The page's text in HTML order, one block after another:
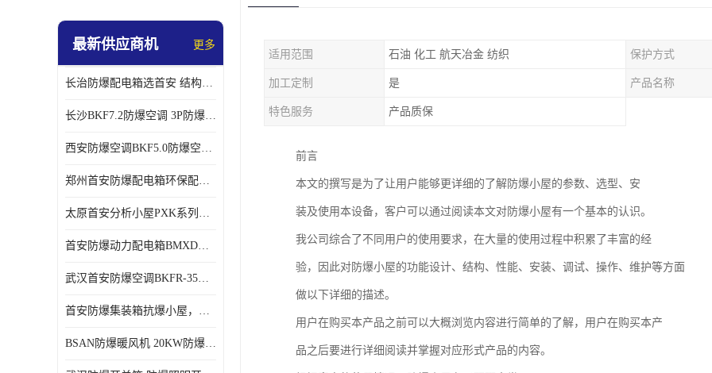
最新供应商机 更多
长治防爆配电箱选首安 结构紧凑、价格合理、资质齐全
长沙BKF7.2防爆空调 3P防爆空调与普通空调有什么区别
西安防爆空调BKF5.0防爆空调技术参数
郑州首安防爆配电箱环保配套用防爆配电箱
太原首安分析小屋PXK系列在线分析小屋厂家
首安防爆动力配电箱BMXD系列防爆配电箱技术参数
武汉首安防爆空调BKFR-35防爆空调生产厂家
首安防爆集装箱抗爆小屋，危化品暂存间厂家批发
BSAN防爆暖风机 20KW防爆工业暖风机
适用范围 石油 化工 航天冶金 纺织 保护方式
加工定制 是 产品名称
特色服务 产品质保
前言
本文的撰写是为了让用户能够更详细的了解防爆小屋的参数、选型、安
装及使用本设备，客户可以通过阅读本文对防爆小屋有一个基本的认识。
我公司综合了不同用户的使用要求，在大量的使用过程中积累了丰富的经
验，因此对防爆小屋的功能设计、结构、性能、安装、调试、操作、维护等方面
做以下详细的描述。
用户在购买本产品之前可以大概浏览内容进行简单的了解，用户在购买本产
品之后要进行详细阅读并掌握对应形式产品的内容。